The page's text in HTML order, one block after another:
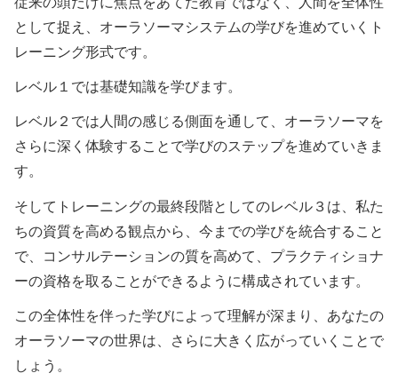
として捉え、オーラソーマシステムの学びを進めていくト
レーニング形式です。
レベル１では基礎知識を学びます。
レベル２では人間の感じる側面を通して、オーラソーマを
さらに深く体験することで学びのステップを進めていきま
す。
そしてトレーニングの最終段階としてのレベル３は、私た
ちの資質を高める観点から、今までの学びを統合すること
で、コンサルテーションの質を高めて、プラクティショナ
ーの資格を取ることができるように構成されています。
この全体性を伴った学びによって理解が深まり、あなたの
オーラソーマの世界は、さらに大きく広がっていくことで
しょう。